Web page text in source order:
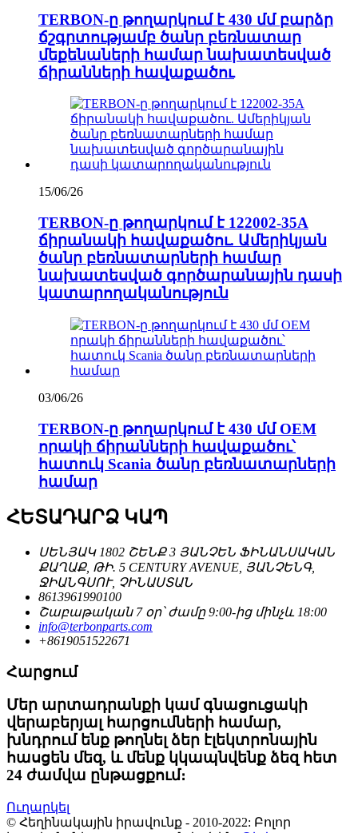
TERBON-ը թողարկում է 430 մմ բարձր
ճշգրտությամբ ծանր բեռնատար
մեքենաների համար նախատեսված
ճիրանների հավաքածու
15/06/26
TERBON-ը թողարկում է 122002-35A
ճիրանակի հավաքածու. Ամերիկյան
ծանր բեռնատարների համար
նախատեսված գործարանային դասի
կատարողականություն
03/06/26
TERBON-ը թողարկում է 430 մմ OEM
որակի ճիրանների հավաքածու՝
հատուկ Scania ծանր բեռնատարների
համար
ՀԵՏԱԴԱՐՁ ԿԱՊ
ՍԵՆՅԱԿ 1802 ՇԵՆՔ 3 ՅԱՆՉԵՆ ՖԻՆԱՆՍԱԿԱՆ
ՔԱՂԱՔ, ԹԻ. 5 CENTURY AVENUE, ՅԱՆՉԵՆԳ,
ՋԻԱՆԳՍՈՒ, ՉԻՆԱՍՏԱՆ
8613961990100
Շաբաթական 7 օր՝ ժամը 9:00-ից մինչև 18:00
info@terbonparts.com
+8619051522671
Հարցում
Մեր արտադրանքի կամ գնացուցակի
վերաբերյալ հարցումների համար,
խնդրում ենք թողնել ձեր էլեկտրոնային
հասցեն մեզ, և մենք կկապնվենք ձեզ հետ
24 ժամվա ընթացքում։
Ուղարկել
© Հեղինակային իրավունք - 2010-2022: Բոլոր